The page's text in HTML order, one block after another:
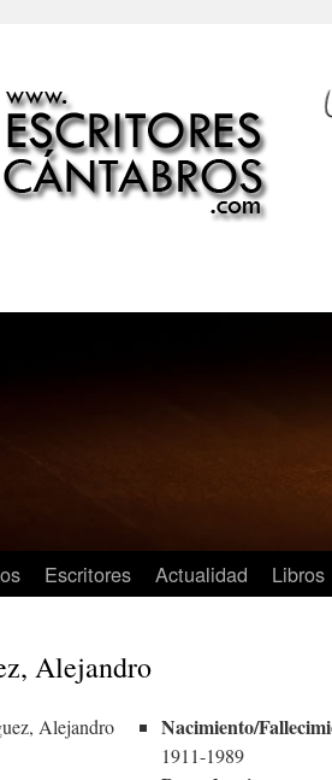
Escritores Actualidad Libros
Alejandro
Nacimiento/
1911-1989